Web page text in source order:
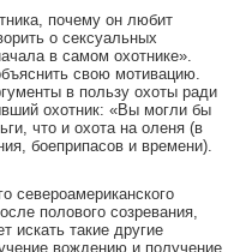
почему он любит
о сексуальных
в самом охотнике».
свою мотивацию.
в пользу охоты ради
охотник: «Вы могли бы
что и охота на оленя (в
боеприпасов и времени).
североамериканского
полового созревания,
искать такие другие
вождению и получение